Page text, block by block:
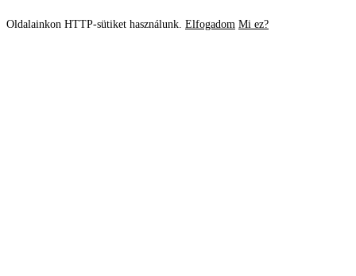
Oldalainkon HTTP-sütiket használunk. Elfogadom Mi ez?